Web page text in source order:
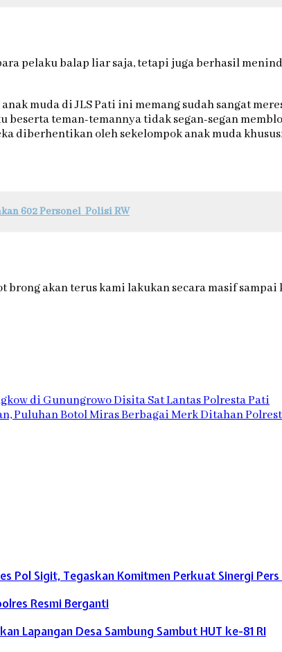
pelaku balap liar saja, tetapi juga berhasil
muda di JLS Pati ini memang sudah sangat
teman-temannya tidak segan-segan
diberhentikan oleh sekelompok anak muda
602 Personel Polisi RW
akan terus kami lakukan secara masif
di Gunungrowo Disita Sat Lantas Polresta Pati
Puluhan Botol Miras Berbagai Merk Ditahan
Pol Sigit, Tegaskan Komitmen Perkuat Sinergi Pers
Resmi Berganti
Lapangan Desa Sambung Sambut HUT ke-81 RI